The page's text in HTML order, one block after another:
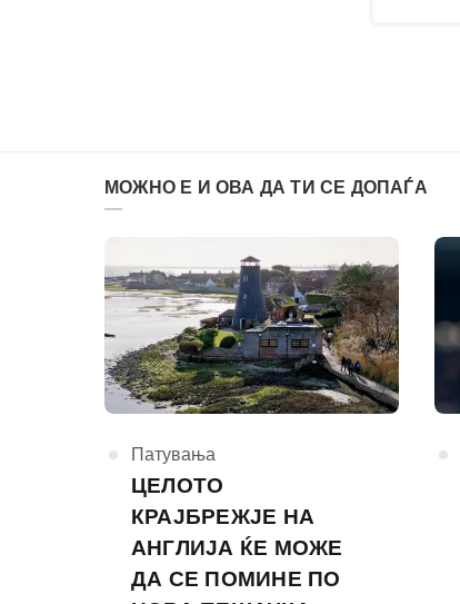
МОЖНО Е И ОВА ДА ТИ СЕ ДОПАЃА
КАтегорија
Патувања
ЦЕЛОТО
КРАЈБРЕЖЈЕ НА
АНГЛИЈА ЌЕ МОЖЕ
ДА СЕ ПОМИНЕ ПО